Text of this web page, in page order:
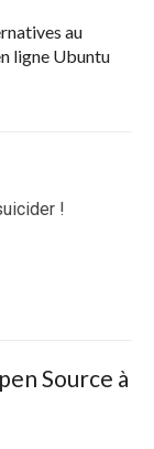
au
ligne Ubuntu
!
Source à